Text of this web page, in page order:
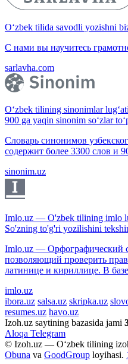
O‘zbek tilida savodli yozishni
С нами вы научитесь
sarlavha.com
O‘zbek tilining sinonimlar
900 ga yaqin sinonim so‘zlar
Словарь синонимов
содержит более 3300 слов и
sinonim.uz
Imlo.uz — O'zbek tilining imlo
So'zning to'g'ri yozilishini
Imlo.uz — Орфографический
позволяющий проверить
латинице и кириллице. В
imlo.uz
ibora.uz salsa.uz skripka.uz
resumes.uz havo.uz
Izoh.uz saytining bazasida jami
Aloqa Telegram
© Izoh.uz — O‘zbek tilining
Obuna va GoodGroup loyihasi.